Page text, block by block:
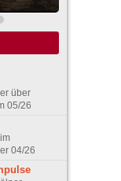
über
05/26
04/26